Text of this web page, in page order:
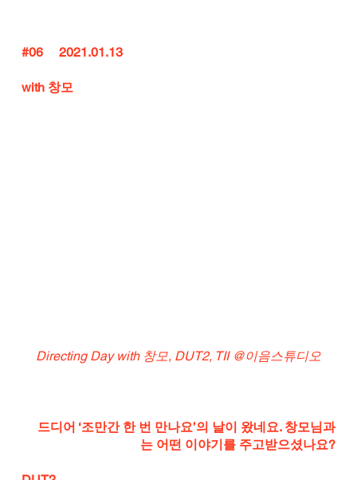
#06
     2021.01.13
with 창모
Directing Day with 창모, DUT2, TII @이음스튜디오
드디어 ‘조만간 한 번 만나요’의 날이 왔네요. 창모님과
는 어떤 이야기를 주고받으셨나요?